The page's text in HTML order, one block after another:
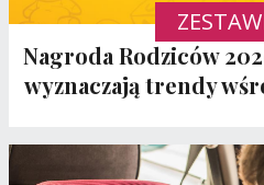
Nagroda Rodziców
wyznaczają trendy